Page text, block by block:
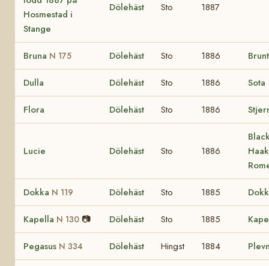
Hosmestad i
Stange
Dölehäst Sto 1887
Bruna N 175 Dölehäst Sto 1886
Dulla Dölehäst Sto 1886 Sota
Flora Dölehäst Sto 1886
Lucie Dölehäst Sto 1886
Dokka N 119 Dölehäst Sto 1885
Kapella N 130 📷 Dölehäst Sto 1885
Pegasus N 334 Dölehäst Hingst 1884